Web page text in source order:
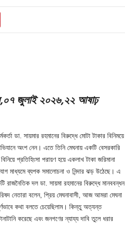
জুলাই ২০২৬,২২ আষাঢ়
ডা. সায়মার রহমানের বিরুদ্ধে মোটা টাকার বিনিময়ে
অংশ নেন। এতে তিনি মেঘনায় একটি বেসরকারি
প্রতিহিংসা পরায়ণ হয়ে একলাখ টাকা জরিমানা
মাধ্যমে ব্যপক সমালোচনা ও নিন্দার ঝড় উঠেছে। এ
দল ডা. সায়মা রহমানের বিরুদ্ধে মানববন্ধন
নেতারা বলেন, প্রিয় মেঘনাবাসী, আজ আমরা মেঘনা
কথা বলতে চেয়েছিলাম। কিন্তু অত্যন্ত
করেছে এবং জনগণের ন্যায্য দাবি তুলে ধরার